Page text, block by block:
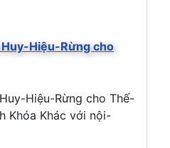
Hiệu-Rừng cho
Hiệu-Rừng cho Thế-
Khóa Khác với nội-